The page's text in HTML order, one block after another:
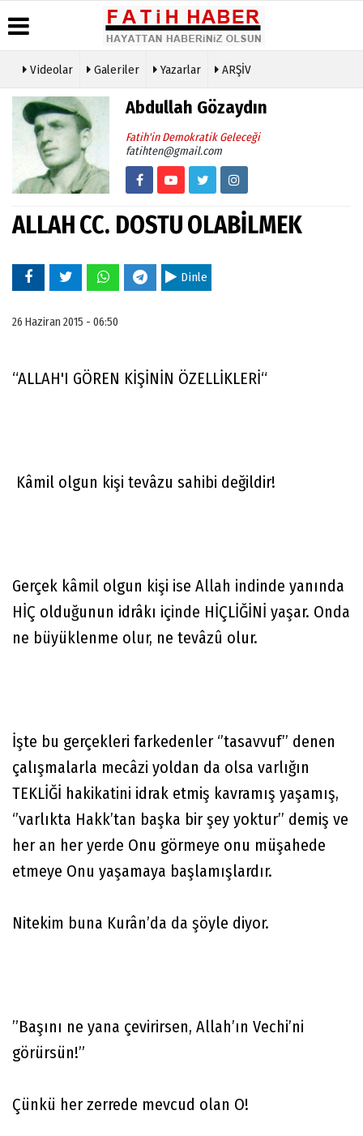
Haber
Arşivi
Günün
Haberleri
Biyografiler
Köşe
Yazarları
Video
Galeri
Foto
Galeri
Videolar Galeriler Yazarlar ARŞİV
Abdullah Gözaydın
Fatih'in Demokratik Geleceği
fatihten@gmail.com
ALLAH CC. DOSTU OLABİLMEK
Dinle
26 Haziran 2015 - 06:50
“ALLAH'I GÖREN KİŞİNİN ÖZELLİKLERİ“
Kâmil olgun kişi tevâzu sahibi değildir!
Gerçek kâmil olgun kişi ise Allah indinde yanında
HİÇ olduğunun idrâkı içinde HİÇLİĞİNİ yaşar. Onda
ne büyüklenme olur, ne tevâzû olur.
İşte bu gerçekleri farkedenler ‘’tasavvuf’’ denen
çalışmalarla mecâzi yoldan da olsa varlığın
TEKLİĞİ hakikatini idrak etmiş kavramış yaşamış,
‘’varlıkta Hakk’tan başka bir şey yoktur’’ demiş ve
her an her yerde Onu görmeye onu müşahede
etmeye Onu yaşamaya başlamışlardır.
Nitekim buna Kurân’da da şöyle diyor.
”Başını ne yana çevirirsen, Allah’ın Vechi’ni
görürsün!”
Çünkü her zerrede mevcud olan O!